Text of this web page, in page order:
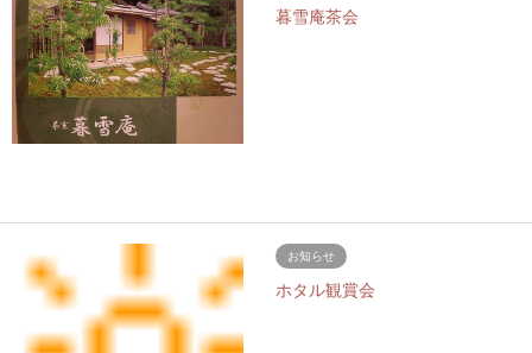
暮雪庵茶会
お知らせ
ホタル観賞会